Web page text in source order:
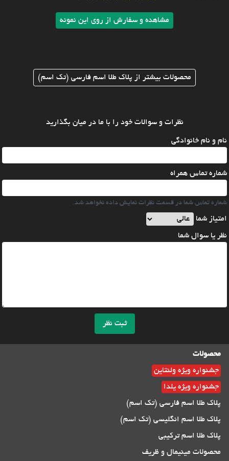
مشاهده و سفارش از روی این نمونه
محصولات بیشتر از پلاک طلا اسم فارسی (تک اسم)
نظرات و سوالات خود را با ما در میان بگذارید
نام و نام خانوادگی
شماره تماس همراه
شماره تماس شما در قسمت نظرات نمایش داده نخواهد شد.
امتیاز شما
نظر یا سوال شما
ثبت نظر
محصولات
جشنواره ویژه ولنتاین
جشنواره ویژه یلدا
پلاک طلا اسم فارسی (تک اسم)
پلاک طلا اسم انگلیسی (تک اسم)
پلاک طلا اسم ترکیبی
محصولات مینیمال و ظریف